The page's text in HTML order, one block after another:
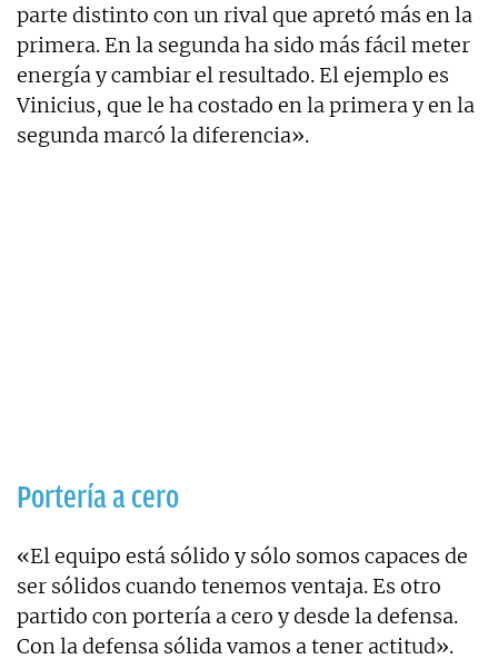
parte distinto con un rival que apretó más en la
primera. En la segunda ha sido más fácil meter
energía y cambiar el resultado. El ejemplo es
Vinicius, que le ha costado en la primera y en la
segunda marcó la diferencia».
Portería a cero
«El equipo está sólido y sólo somos capaces de
ser sólidos cuando tenemos ventaja. Es otro
partido con portería a cero y desde la defensa.
Con la defensa sólida vamos a tener actitud».